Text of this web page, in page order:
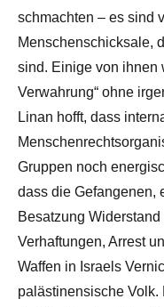
schmachten – es sind
Menschenschicksale,
sind. Einige von ihnen
Verwahrung“ ohne
Linan hofft, dass
Gruppen noch
dass die Gefangenen,
Besatzung
Verhaftungen, Arrest
Waffen in Israels
palästinensische Volk.